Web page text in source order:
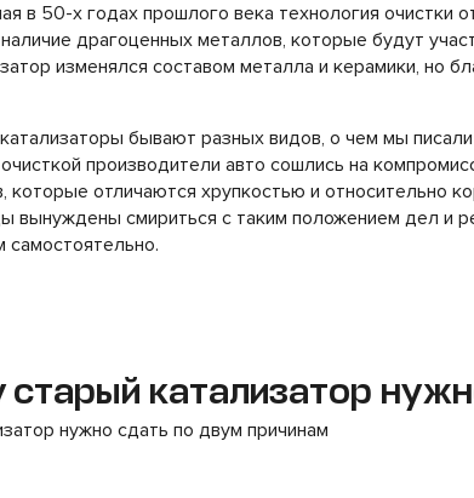
в 50-х годах прошлого века технология очистки
драгоценных металлов, которые будут
изменялся составом металла и керамики, но
бывают разных видов, о чем мы писали
производители авто сошлись на
которые отличаются хрупкостью и относительно
вынуждены смириться с таким положением дел и
самостоятельно.
катализатор
нужно сдать по двум причинам